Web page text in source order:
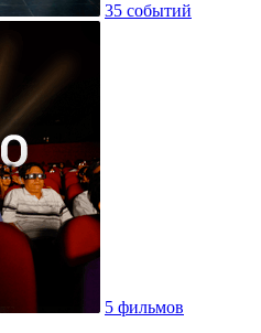
35 событий
5 фильмов